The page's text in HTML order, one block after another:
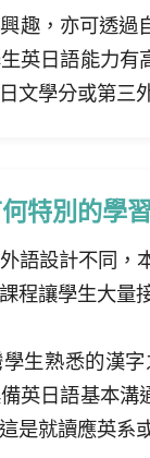
趣，亦可透過
英日語能力
文學分或第三
特別的學
語設計不同，
程讓學生大量
生熟悉的漢
英日語基本
是就讀應英系